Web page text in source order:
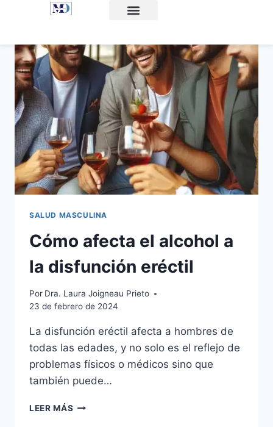
SALUD MASCULINA
Cómo afecta el alcohol a
la disfunción eréctil
Por Dra. Laura Joigneau Prieto
23 de febrero de 2024
La disfunción eréctil afecta a hombres de
todas las edades, y no solo es el reflejo de
problemas físicos o médicos sino que
también puede…
LEER MÁS